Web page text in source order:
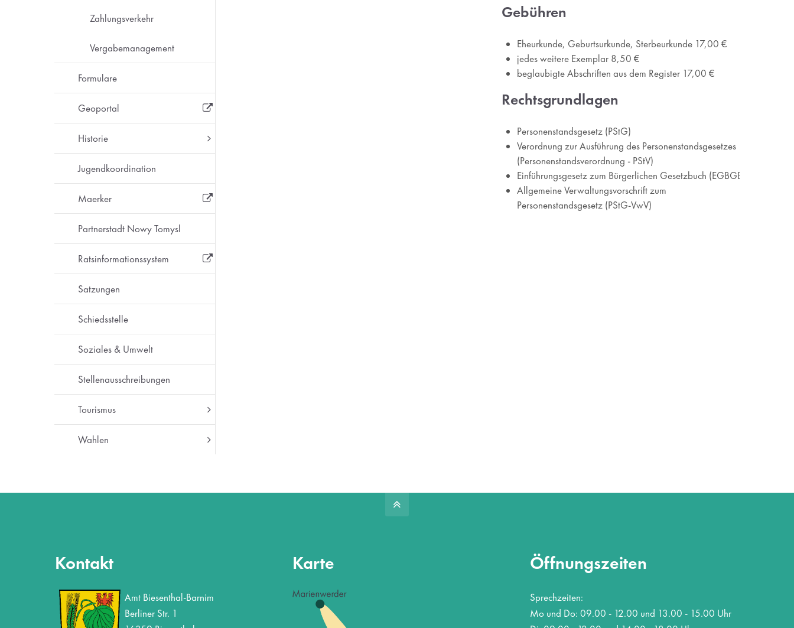
Gebühren
Eheurkunde, Geburtsurkunde, Sterbeurkunde 17,00 €
jedes weitere Exemplar 8,50 €
beglaubigte Abschriften aus dem Register 17,00 €
Rechtsgrundlagen
Personenstandsgesetz (PStG)
Verordnung zur Ausführung des Personenstandsgesetzes
(Personenstandsverordnung - PStV)
Einführungsgesetz zum Bürgerlichen Gesetzbuch (EGBGB)
Allgemeine Verwaltungsvorschrift zum
Personenstandsgesetz (PStG-VwV)
Zahlungsverkehr
Vergabemanagement
Formulare
Geoportal
Historie
Jugendkoordination
Maerker
Partnerstadt Nowy Tomysl
Ratsinformationssystem
Satzungen
Schiedsstelle
Soziales & Umwelt
Stellenausschreibungen
Tourismus
Wahlen
Kontakt
Amt Biesenthal-Barnim
Berliner Str. 1
Karte Öffnungszeiten
Sprechzeiten:
Mo und Do: 09.00 - 12.00 und 13.00 - 15.00 Uhr